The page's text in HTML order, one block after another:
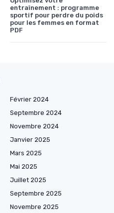
entraînement : programme
sportif pour perdre du poids
pour les femmes en format
PDF
Février 2024
Septembre 2024
Novembre 2024
Janvier 2025
Mars 2025
Mai 2025
Juillet 2025
Septembre 2025
Novembre 2025